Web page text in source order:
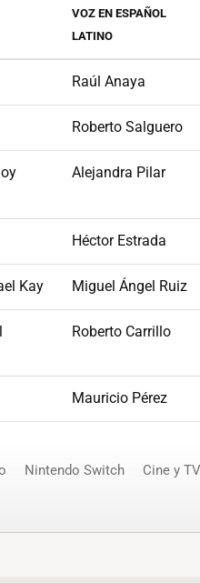
VOZ EN ESPAÑOL
LATINO
Raúl Anaya
Roberto Salguero
Alejandra Pilar
Héctor Estrada
Kay Miguel Ángel Ruiz
Roberto Carrillo
Mauricio Pérez
Nintendo Switch Cine y TV